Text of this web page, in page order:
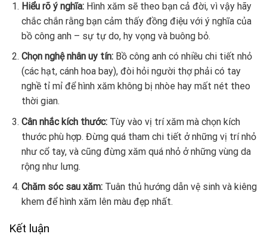
Hiểu rõ ý nghĩa:Hình xăm sẽ theo bạn cả đời, vì vậy hãy
chắc chắn rằng bạn cảm thấy đồng điệu với ý nghĩa của
bồ công anh – sự tự do, hy vọng và buông bỏ.
Chọn nghệ nhân uy tín:Bồ công anh có nhiều chi tiết nhỏ
(các hạt, cánh hoa bay), đòi hỏi người thợ phải có tay
nghề tỉ mỉ để hình xăm không bị nhòe hay mất nét theo
thời gian.
Cân nhắc kích thước:Tùy vào vị trí xăm mà chọn kích
thước phù hợp. Đừng quá tham chi tiết ở những vị trí nhỏ
như cổ tay, và cũng đừng xăm quá nhỏ ở những vùng da
rộng như lưng.
Chăm sóc sau xăm:Tuân thủ hướng dẫn vệ sinh và kiêng
khem để hình xăm lên màu đẹp nhất.
Kết luận